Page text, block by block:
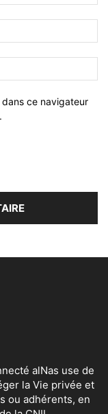
ce navigateur
alNas use de
la Vie privée et
ou adhérents, en